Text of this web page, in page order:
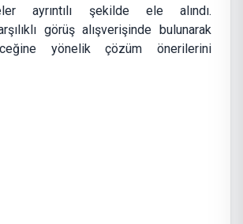
ayrıntılı şekilde ele alındı.
görüş alışverişinde bulunarak
yönelik çözüm önerilerini